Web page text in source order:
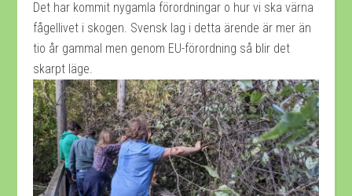
Det har kommit nygamla förordningar o hur vi ska värna
fågellivet i skogen. Svensk lag i detta ärende är mer än
tio år gammal men genom EU-förordning så blir det
skarpt läge.